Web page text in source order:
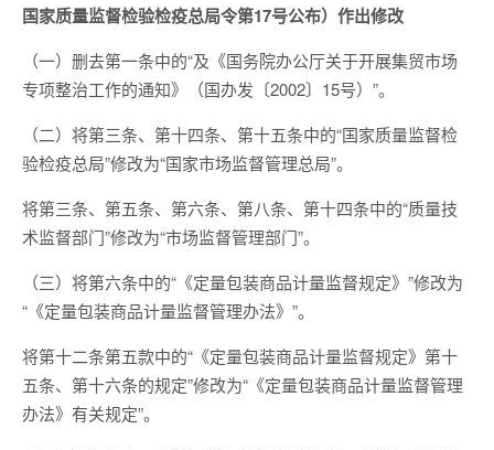
国家质量监督检验检疫总局令第17号公布）作出修改
（一）删去第一条中的“及《国务院办公厅关于开展集贸市场
专项整治工作的通知》（国办发〔2002〕15号）”。
（二）将第三条、第十四条、第十五条中的“国家质量监督检
验检疫总局”修改为“国家市场监督管理总局”。
将第三条、第五条、第六条、第八条、第十四条中的“质量技
术监督部门”修改为“市场监督管理部门”。
（三）将第六条中的“《定量包装商品计量监督规定》”修改为
“《定量包装商品计量监督管理办法》”。
将第十二条第五款中的“《定量包装商品计量监督规定》第十
五条、第十六条的规定”修改为“《定量包装商品计量监督管理
办法》有关规定”。